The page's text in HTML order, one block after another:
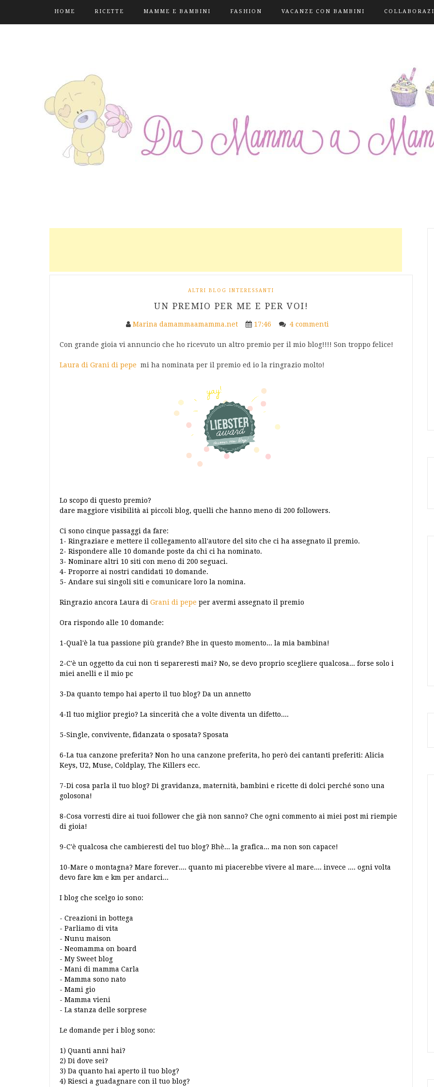
HOME RICETTE MAMME E BAMBINI FASHION VACANZE CON BAMBINI
ALTRI BLOG INTERESSANTI
UN PREMIO PER ME E PER VOI!
Marina damammaamamma.net 17:46 4 commenti
Con grande gioia vi annuncio che ho ricevuto un altro premio per il mio blog!!!! Son troppo felice!
Laura di Grani di pepe mi ha nominata per il premio ed io la ringrazio molto!
Lo scopo di questo premio?
dare maggiore visibilità ai piccoli blog, quelli che hanno meno di 200 followers.
Ci sono cinque passaggi da fare:
1- Ringraziare e mettere il collegamento all'autore del sito che ci ha assegnato il premio.
2- Rispondere alle 10 domande poste da chi ci ha nominato.
3- Nominare altri 10 siti con meno di 200 seguaci.
4- Proporre ai nostri candidati 10 domande.
5- Andare sui singoli siti e comunicare loro la nomina.
Ringrazio ancora Laura di Grani di pepe per avermi assegnato il premio
Ora rispondo alle 10 domande:
1-Qual'è la tua passione più grande? Bhe in questo momento... la mia bambina!
2-C'è un oggetto da cui non ti separeresti mai? No, se devo proprio scegliere qualcosa... forse solo i
miei anelli e il mio pc
3-Da quanto tempo hai aperto il tuo blog? Da un annetto
4-Il tuo miglior pregio? La sincerità che a volte diventa un difetto....
5-Single, convivente, fidanzata o sposata? Sposata
6-La tua canzone preferita? Non ho una canzone preferita, ho però dei cantanti preferiti: Alicia
Keys, U2, Muse, Coldplay, The Killers ecc.
7-Di cosa parla il tuo blog? Di gravidanza, maternità, bambini e ricette di dolci perché sono una
golosona!
8-Cosa vorresti dire ai tuoi follower che già non sanno? Che ogni commento ai miei post mi riempie
di gioia!
9-C'è qualcosa che cambieresti del tuo blog? Bhè... la grafica... ma non son capace!
10-Mare o montagna? Mare forever.... quanto mi piacerebbe vivere al mare.... invece .... ogni volta
devo fare km e km per andarci...
I blog che scelgo io sono:
- Creazioni in bottega
- Parliamo di vita
- Nunu maison
- Neomamma on board
- My Sweet blog
- Mani di mamma Carla
- Mamma sono nato
- Mami gio
- Mamma vieni
- La stanza delle sorprese
Le domande per i blog sono:
1) Quanti anni hai?
2) Di dove sei?
3) Da quanto hai aperto il tuo blog?
4) Riesci a guadagnare con il tuo blog?